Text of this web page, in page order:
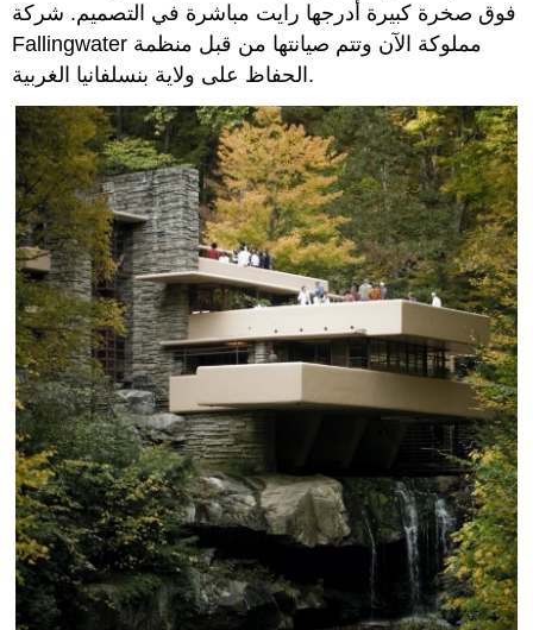
فوق صخرة كبيرة أدرجها رايت مباشرة في التصميم. شركة
Fallingwater مملوكة الآن وتتم صيانتها من قبل منظمة
الحفاظ على ولاية بنسلفانيا الغربية.